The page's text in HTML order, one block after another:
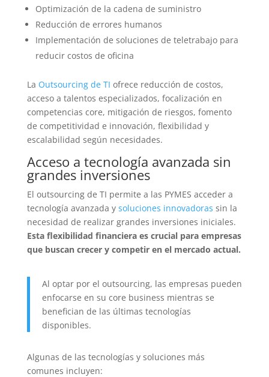
Optimización de la cadena de suministro
Reducción de errores humanos
Implementación de soluciones de teletrabajo para
reducir costos de oficina
La Outsourcing de TI ofrece reducción de costos,
acceso a talentos especializados, focalización en
competencias core, mitigación de riesgos, fomento
de competitividad e innovación, flexibilidad y
escalabilidad según necesidades.
Acceso a tecnología avanzada sin
grandes inversiones
El outsourcing de TI permite a las PYMES acceder a
tecnología avanzada y soluciones innovadoras sin la
necesidad de realizar grandes inversiones iniciales.
Esta flexibilidad financiera es crucial para empresas
que buscan crecer y competir en el mercado actual.
Al optar por el outsourcing, las empresas pueden
enfocarse en su core business mientras se
benefician de las últimas tecnologías
disponibles.
Algunas de las tecnologías y soluciones más
comunes incluyen: